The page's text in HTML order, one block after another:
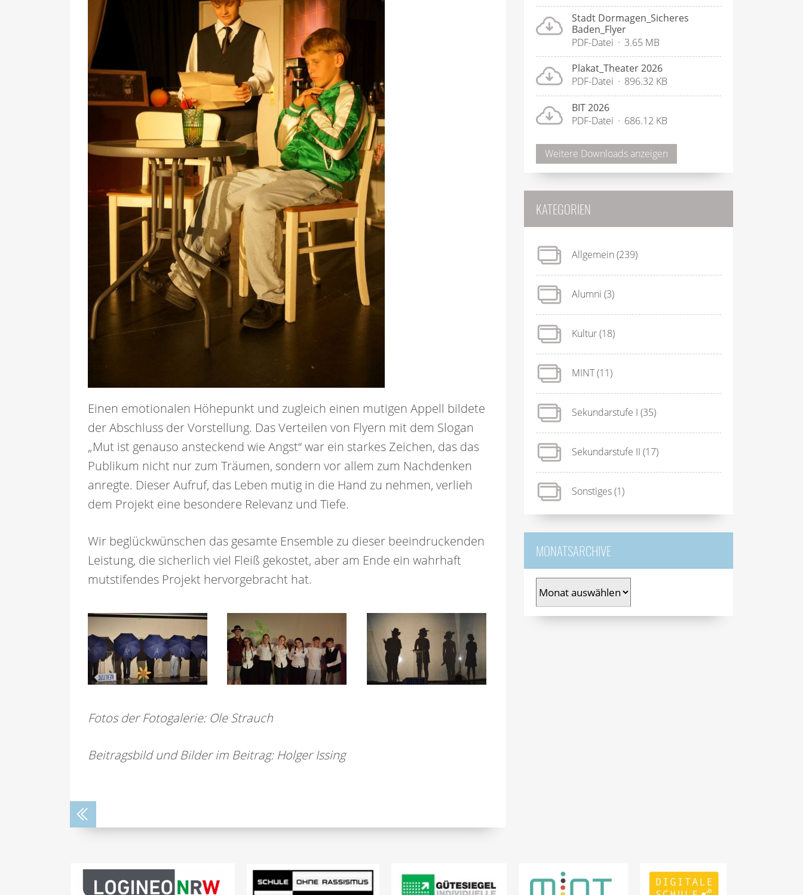
Einen emotionalen Höhepunkt und zugleich einen mutigen Appell bildete
der Abschluss der Vorstellung. Das Verteilen von Flyern mit dem Slogan
„Mut ist genauso ansteckend wie Angst“ war ein starkes Zeichen, das das
Publikum nicht nur zum Träumen, sondern vor allem zum Nachdenken
anregte. Dieser Aufruf, das Leben mutig in die Hand zu nehmen, verlieh
dem Projekt eine besondere Relevanz und Tiefe.
Wir beglückwünschen das gesamte Ensemble zu dieser beeindruckenden
Leistung, die sicherlich viel Fleiß gekostet, aber am Ende ein wahrhaft
mutstifendes Projekt hervorgebracht hat.
Fotos der Fotogalerie: Ole Strauch
Beitragsbild und Bilder im Beitrag: Holger Issing
Stadt Dormagen_Sicheres
Baden_Flyer
PDF-Datei
3.65 MB
Plakat_Theater 2026
PDF-Datei
896.32 KB
BIT 2026
PDF-Datei
686.12 KB
Weitere Downloads anzeigen
KATEGORIEN
Allgemein (239)
Alumni (3)
Kultur(18)
MINT(11)
Sekundarstufe I (35)
Sekundarstufe II (17)
Sonstiges(1)
MONATSARCHIVE